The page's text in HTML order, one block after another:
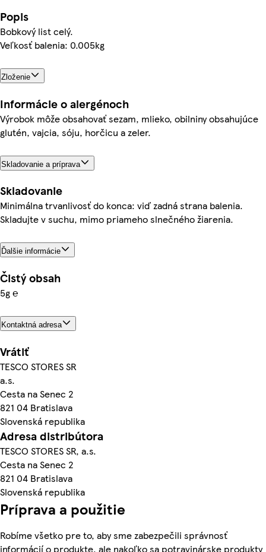
Popis
Bobkový list celý.
Veľkosť balenia: 0.005kg
Zloženie
Informácie o alergénoch
Výrobok môže obsahovať sezam, mlieko, obilniny obsahujúce
glutén, vajcia, sóju, horčicu a zeler.
Skladovanie a príprava
Skladovanie
Minimálna trvanlivosť do konca: viď zadná strana balenia.
Skladujte v suchu, mimo priameho slnečného žiarenia.
Ďalšie informácie
Čistý obsah
5g ℮
Kontaktná adresa
Vrátiť
TESCO STORES SR
a.s.
Cesta na Senec 2
821 04 Bratislava
Slovenská republika
Adresa distribútora
TESCO STORES SR, a.s.
Cesta na Senec 2
821 04 Bratislava
Slovenská republika
Príprava a použitie
Robíme všetko pre to, aby sme zabezpečili správnosť
informácií o produkte, ale nakoľko sa potravinárske produkty